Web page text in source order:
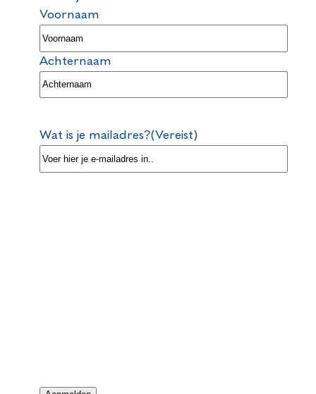
Voornaam
Achternaam
Wat is je mailadres?(Vereist)